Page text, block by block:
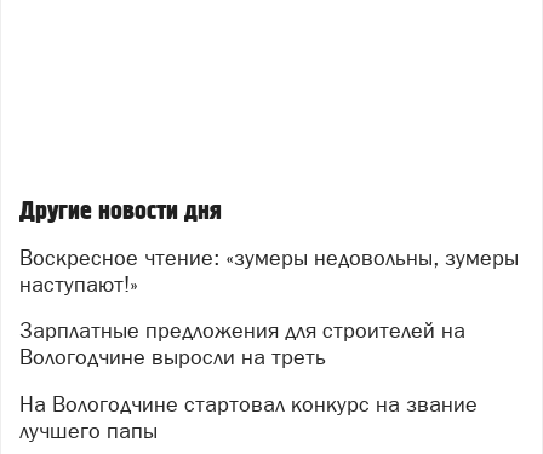
Другие новости дня
Воскресное чтение: «зумеры недовольны, зумеры
наступают!»
Зарплатные предложения для строителей на
Вологодчине выросли на треть
На Вологодчине стартовал конкурс на звание
лучшего папы